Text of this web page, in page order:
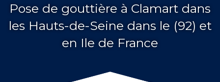
Pose de gouttière à Clamart dans
les Hauts-de-Seine dans le (92) et
en Ile de France